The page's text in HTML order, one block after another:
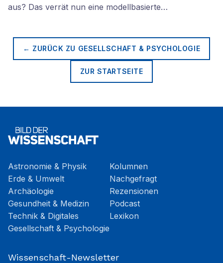
aus? Das verrät nun eine modellbasierte…
← ZURÜCK ZU GESELLSCHAFT & PSYCHOLOGIE
ZUR STARTSEITE
Astronomie & Physik
Erde & Umwelt
Archäologie
Gesundheit & Medizin
Technik & Digitales
Gesellschaft & Psychologie
Kolumnen
Nachgefragt
Rezensionen
Podcast
Lexikon
Wissenschaft-Newsletter